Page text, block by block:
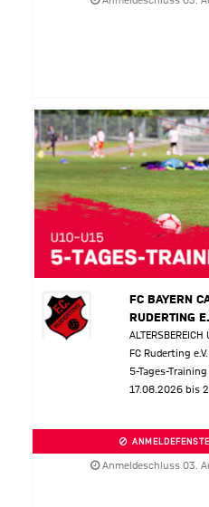
FC BAYERN
RUDERTING
ALTERSBEREICH
FC Ruderting e.V.
5-Tages-Training
17.08.2026 bis
Anmeldeschluss 03.